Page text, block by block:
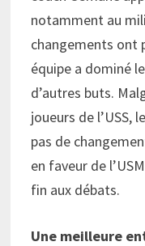
notamment au
changements ont
équipe a dominé
d’autres buts.
joueurs de l’USS,
pas de
en faveur de
fin aux débats.
Une meilleure